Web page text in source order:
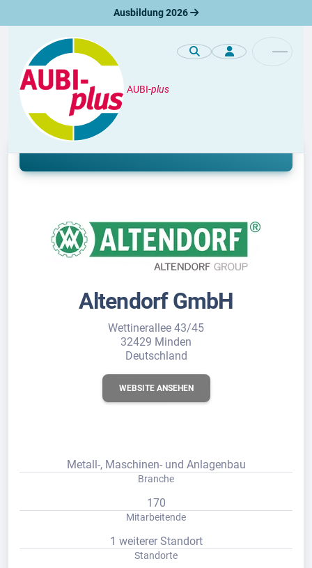
Ausbildung 2026
AUBI-plus
Unternehmen
Ausbildung bei Altendorf GmbH
Altendorf GmbH
Wettinerallee 43/45
32429 Minden
Deutschland
WEBSITE ANSEHEN
Metall-, Maschinen- und Anlagenbau
Branche
170
Mitarbeitende
1 weiterer Standort
Standorte